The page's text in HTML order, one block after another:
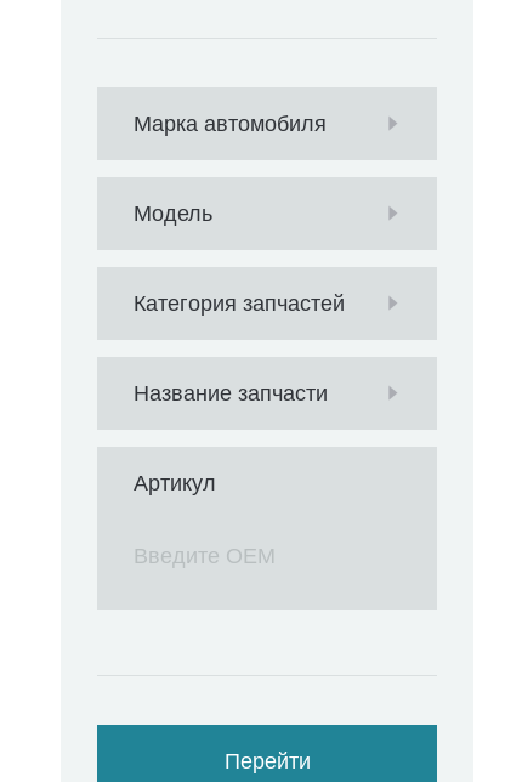
Марка автомобиля
Модель
Категория запчастей
Название запчасти
Артикул
Перейти